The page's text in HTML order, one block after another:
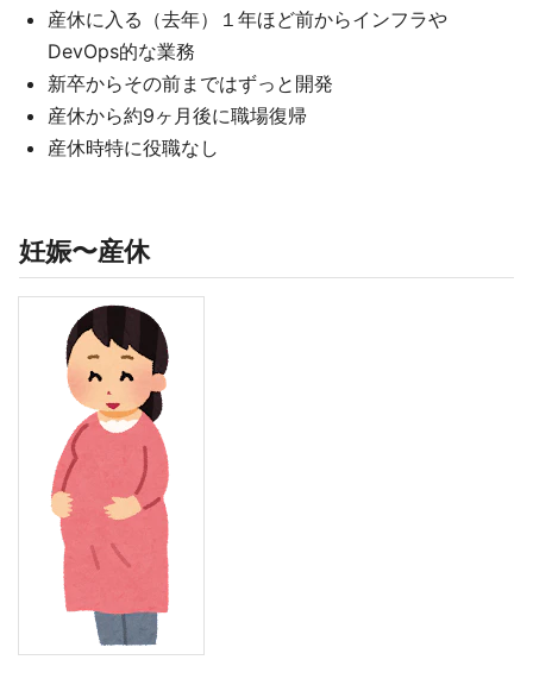
産休に入る（去年）１年ほど前からインフラや
DevOps的な業務
新卒からその前まではずっと開発
産休から約9ヶ月後に職場復帰
産休時特に役職なし
妊娠〜産休